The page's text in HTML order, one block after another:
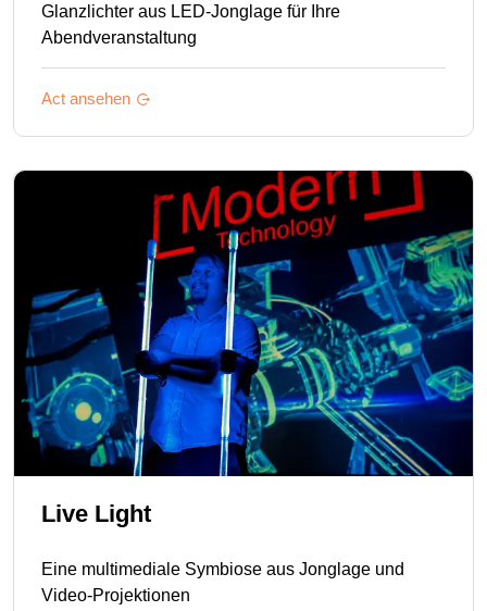
Glanzlichter aus LED-Jonglage für Ihre
Abendveranstaltung
Act ansehen
Live Light
Eine multimediale Symbiose aus Jonglage und
Video-Projektionen